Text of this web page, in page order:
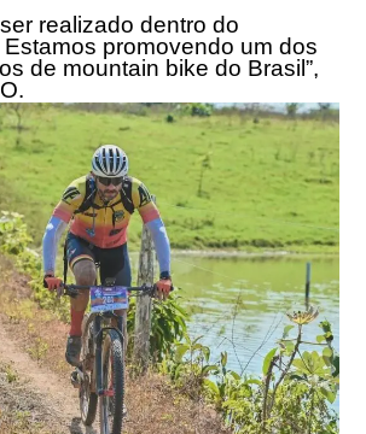
realizado dentro do
promovendo um dos
de mountain bike do Brasil”,